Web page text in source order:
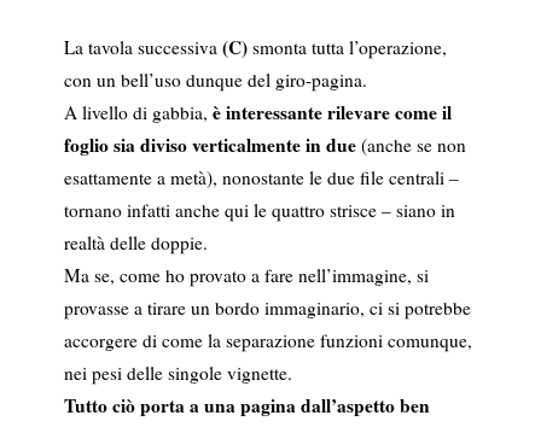
La tavola successiva (C)smonta tutta l’operazione,
con un bell’uso dunque del giro-pagina.
A livello di gabbia, è interessante rilevare come il
foglio sia diviso verticalmente in due(anche se non
esattamente a metà), nonostante le due file centrali –
tornano infatti anche qui le quattro strisce – siano in
realtà delle doppie.
Ma se, come ho provato a fare nell’immagine, si
provasse a tirare un bordo immaginario, ci si potrebbe
accorgere di come la separazione funzioni comunque,
nei pesi delle singole vignette.
Tutto ciò porta a una pagina dall’aspetto ben